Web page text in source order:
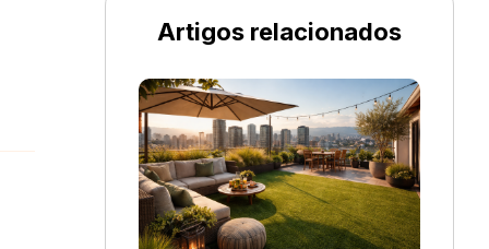
Artigos relacionados